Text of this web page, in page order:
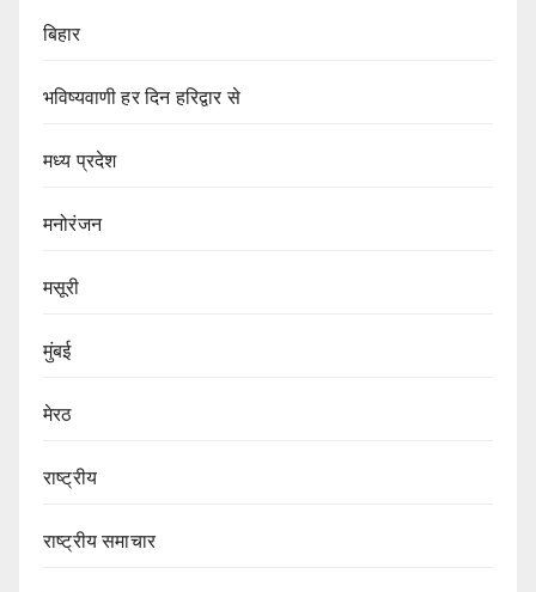
बिहार
भविष्यवाणी हर दिन हरिद्वार से
मध्य प्रदेश
मनोरंजन
मसूरी
मुंबई
मेरठ
राष्ट्रीय
राष्ट्रीय समाचार